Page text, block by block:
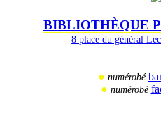
BIBLIOTHÈQUE
8 place du général
● numérobé
● numérobé